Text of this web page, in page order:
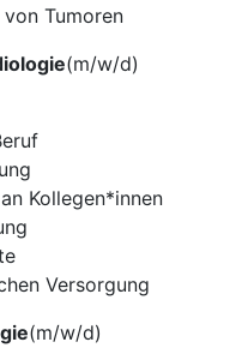
Tumoren
(m/w/d)
Kollegen*innen
Versorgung
(m/w/d)